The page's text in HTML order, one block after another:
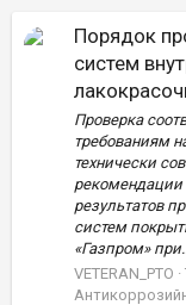
Порядок
систем
Проверка
требованиям
технически
результатов
систем
«Газпром»
VETERAN_PTO